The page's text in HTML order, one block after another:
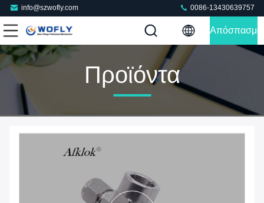
info@szwofly.com 0086-13430639757
Απόσπασμα
Προϊόντα